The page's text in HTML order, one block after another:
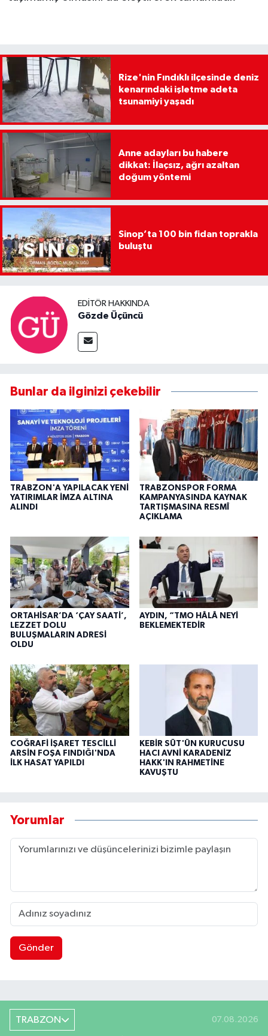
Rize'nin Fındıklı ilçesinde deniz
kenarındaki işletme adeta
tsunamiyi yaşadı
Anne adayları bu habere
dikkat: İlaçsız, ağrı azaltan
doğum yöntemi
Sinop’ta 100 bin fidan toprakla
buluştu
EDITÖR HAKKINDA
Gözde Üçüncü
Bunlar da ilginizi çekebilir
TRABZON'A YAPILACAK YENİ
YATIRIMLAR İMZA ALTINA
ALINDI
TRABZONSPOR FORMA
KAMPANYASINDA KAYNAK
TARTIŞMASINA RESMÎ
AÇIKLAMA
ORTAHİSAR’DA ‘ÇAY SAATİ’,
LEZZET DOLU
BULUŞMALARIN ADRESİ
OLDU
AYDIN, “TMO HÂLÂ NEYİ
BEKLEMEKTEDİR
COĞRAFİ İŞARET TESCİLLİ
ARSİN FOŞA FINDIĞI'NDA
İLK HASAT YAPILDI
KEBİR SÜT'ÜN KURUCUSU
HACI AVNİ KARADENİZ
HAKK'IN RAHMETİNE
KAVUŞTU
Yorumlar
Gönder
TRABZON 07.08.2026